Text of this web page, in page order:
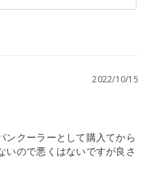
2022/10/15
ンクーラーとして購入てから
いので悪くはないですが良さ